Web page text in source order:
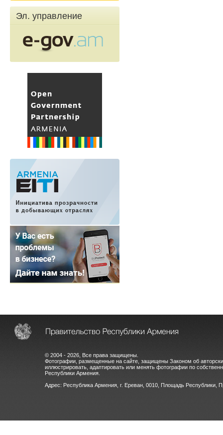
Эл. управление
© 2004 - 2026, Все права защищены.
Фотографии, размещенные на сайте, защищены Законом об
иллюстрировать, адаптировать или менять фотографии по
Республики Армения.
Адрес: Республика Армения, г. Ереван, 0010, Площадь Республики,